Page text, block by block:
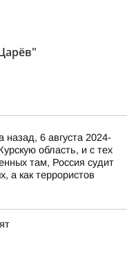
6 августа 2024-
область, и с тех
там, Россия судит
а как террористов